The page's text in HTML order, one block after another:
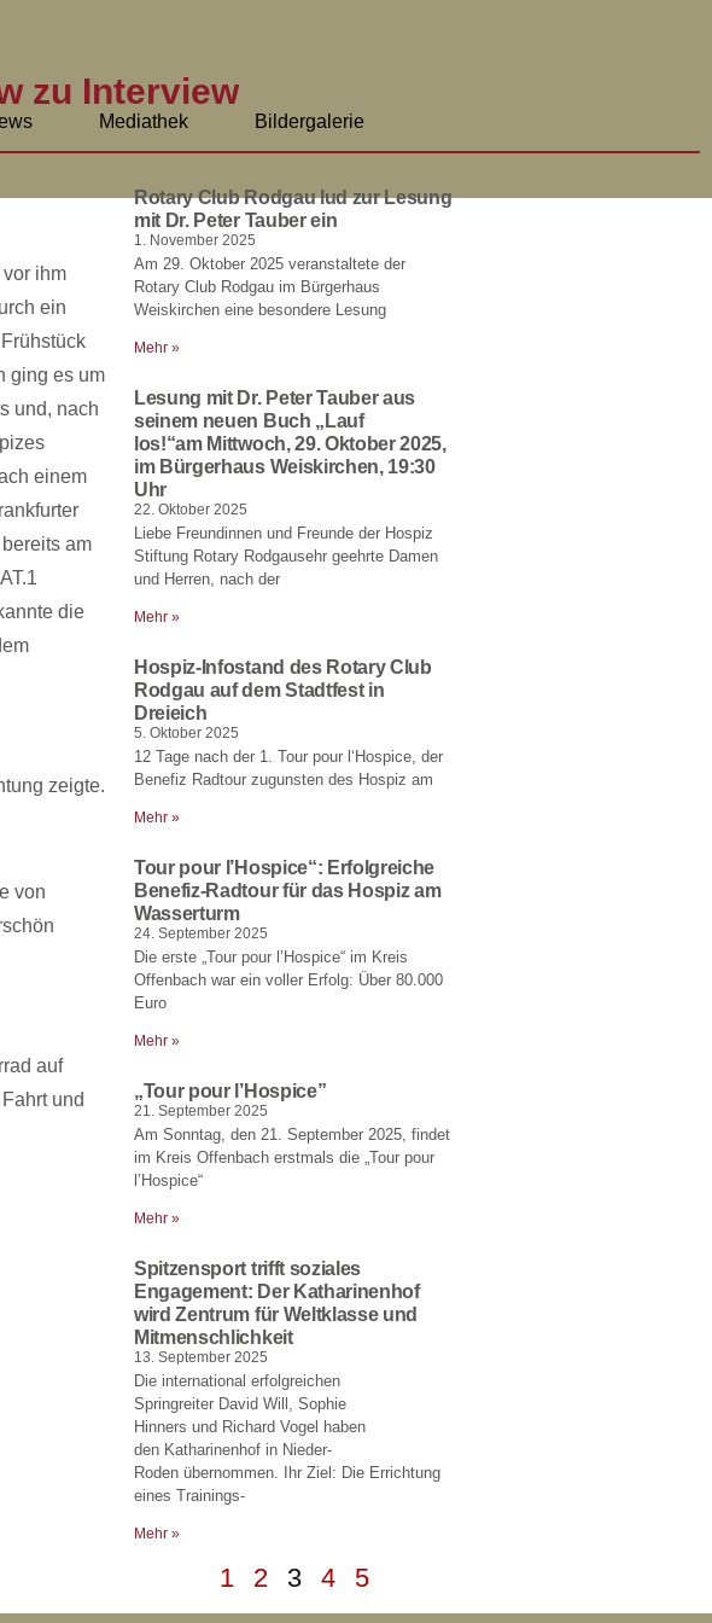
Mediathek Bildergalerie
zu Interview
ihm
ein
ging es um
und, nach
einem
am
die
zeigte.
von
auf
und
Rotary Club Rodgau lud zur Lesung
mit Dr. Peter Tauber ein
1. November 2025
Am 29. Oktober 2025 veranstaltete der
Rotary Club Rodgau im Bürgerhaus
Weiskirchen eine besondere Lesung
Mehr »
Lesung mit Dr. Peter Tauber aus
seinem neuen Buch „Lauf
los!“am Mittwoch, 29. Oktober 2025,
im Bürgerhaus Weiskirchen, 19:30
Uhr
22. Oktober 2025
Liebe Freundinnen und Freunde der Hospiz
Stiftung Rotary Rodgausehr geehrte Damen
und Herren, nach der
Mehr »
Hospiz-Infostand des Rotary Club
Rodgau auf dem Stadtfest in
Dreieich
5. Oktober 2025
12 Tage nach der 1. Tour pour l‘Hospice, der
Benefiz Radtour zugunsten des Hospiz am
Mehr »
Tour pour l’Hospice“: Erfolgreiche
Benefiz-Radtour für das Hospiz am
Wasserturm
24. September 2025
Die erste „Tour pour l’Hospice“ im Kreis
Offenbach war ein voller Erfolg: Über 80.000
Euro
Mehr »
„Tour pour l’Hospice”
21. September 2025
Am Sonntag, den 21. September 2025, findet
im Kreis Offenbach erstmals die „Tour pour
l’Hospice“
Mehr »
Spitzensport trifft soziales
Engagement: Der Katharinenhof
wird Zentrum für Weltklasse und
Mitmenschlichkeit
13. September 2025
Die international erfolgreichen
Springreiter David Will, Sophie
Hinners und Richard Vogel haben
den Katharinenhof in Nieder-
Roden übernommen. Ihr Ziel: Die Errichtung
eines Trainings-
Mehr »
1 2 3 4 5